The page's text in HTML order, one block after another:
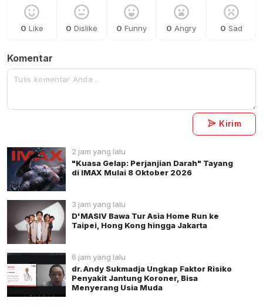
0 Like 0 Dislike 0 Funny 0 Angry 0 Sad
Komentar
Kirim
2 jam yang lalu
"Kuasa Gelap: Perjanjian Darah" Tayang
di IMAX Mulai 8 Oktober 2026
3 jam yang lalu
D'MASIV Bawa Tur Asia Home Run ke
Taipei, Hong Kong hingga Jakarta
6 jam yang lalu
dr. Andy Sukmadja Ungkap Faktor Risiko
Penyakit Jantung Koroner, Bisa
Menyerang Usia Muda